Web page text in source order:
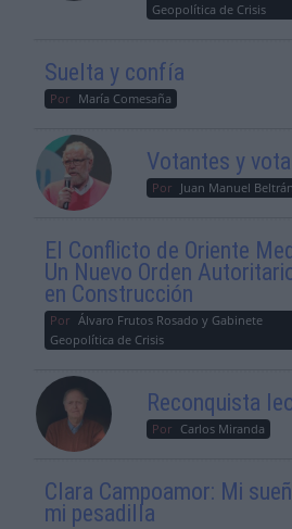
Geopolítica de Crisis
Suelta y confía
Por María Comesaña
Votantes y
Por Juan Manuel Beltrán
El Conflicto de Oriente
Un Nuevo Orden
en Construcción
Por Álvaro Frutos Rosado y Gabinete
Geopolítica de Crisis
Reconquista
Por Carlos Miranda
Clara Campoamor: Mi
mi pesadilla